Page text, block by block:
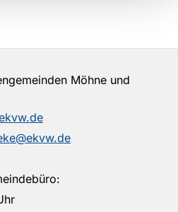
Möhne und